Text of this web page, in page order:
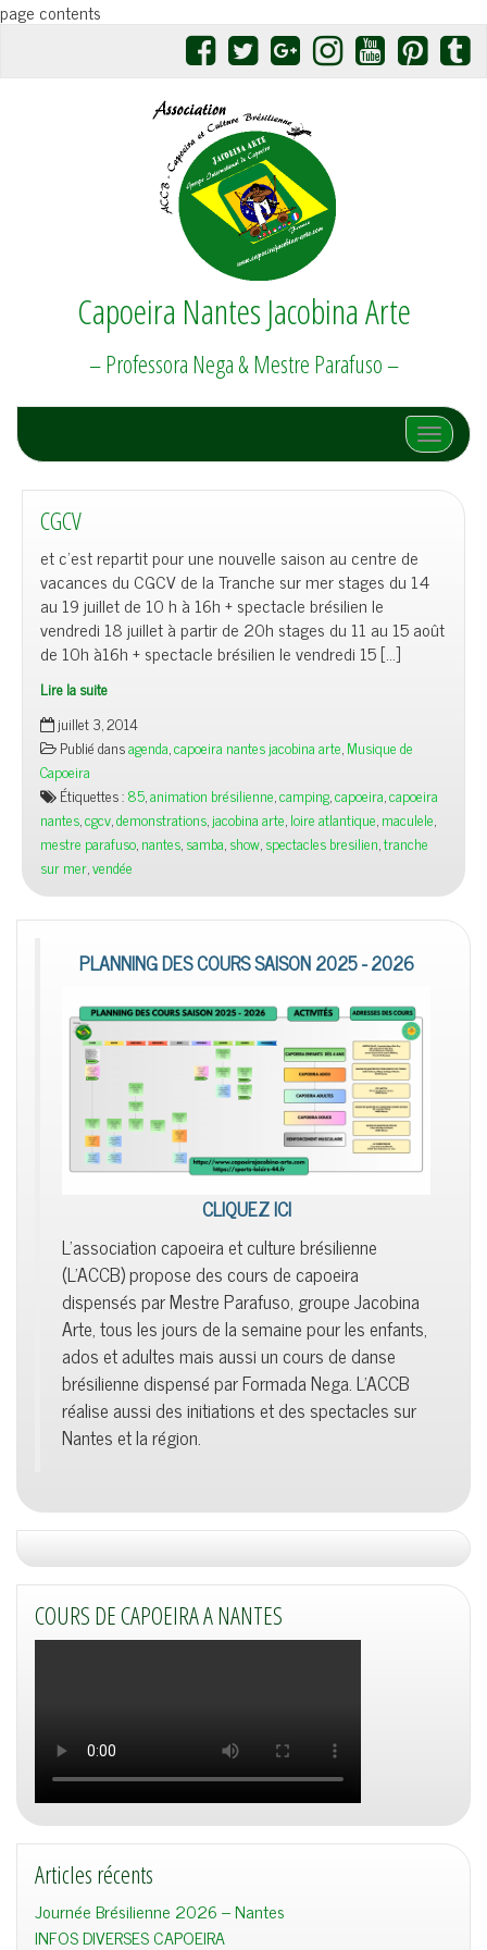
page contents
Capoeira Nantes Jacobina Arte
– Professora Nega & Mestre Parafuso –
Afficher/
CGCV
et c’est repartit pour une nouvelle saison au centre de
vacances du CGCV de la Tranche sur mer stages du 14
au 19 juillet de 10 h à 16h + spectacle brésilien le
vendredi 18 juillet à partir de 20h stages du 11 au 15 août
de 10h à16h + spectacle brésilien le vendredi 15 […]
Lire la suite
juillet 3, 2014
Publié dansagenda,capoeira nantes jacobina arte,Musique de
Capoeira
Étiquettes :85,animation brésilienne,camping,capoeira,capoeira
nantes,cgcv,demonstrations,jacobina arte,loire atlantique,maculele,
mestre parafuso,nantes,samba,show,spectacles bresilien,tranche
sur mer,vendée
PLANNING DES COURS SAISON 2025 - 2026
CLIQUEZ ICI
L'association capoeira et culture brésilienne
(L'ACCB) propose des cours de capoeira
dispensés par Mestre Parafuso, groupe Jacobina
Arte, tous les jours de la semaine pour les enfants,
ados et adultes mais aussi un cours de danse
brésilienne dispensé par Formada Nega. L'ACCB
réalise aussi des initiations et des spectacles sur
Nantes et la région.
COURS DE CAPOEIRA A NANTES
Articles récents
Journée Brésilienne 2026 – Nantes
INFOS DIVERSES CAPOEIRA